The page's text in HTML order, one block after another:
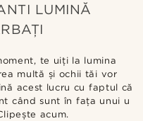
LUMINĂ
te uiți la lumina
multă și ochii tăi vor
acest lucru cu faptul că
când sunt în fața unui u
acum.